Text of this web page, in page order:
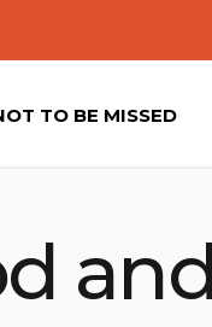
TO BE MISSED